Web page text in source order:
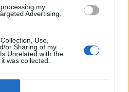
my
Advertising.
Use,
or Sharing of my
Unrelated with the
was collected.
15/05/2025 - 12:45